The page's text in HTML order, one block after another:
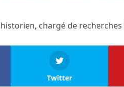
chargé de
Twitter